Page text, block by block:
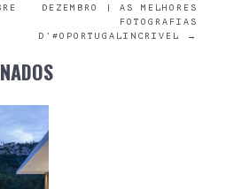
DEZEMBRO | AS MELHORES
FOTOGRAFIAS
D’#OPORTUGALINCRIVEL
→